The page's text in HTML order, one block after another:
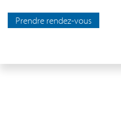
Prendre rendez-vous